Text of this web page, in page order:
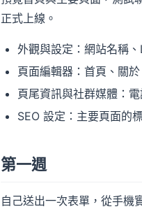
正式上線。
外觀與設定：網站名稱
頁面編輯器：首頁、關
頁尾資訊與社群媒體：
SEO 設定：主要頁面的
第一週
自己送出一次表單，從手機